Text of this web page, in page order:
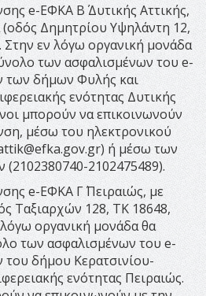
e-ΕΦΚΑ Β΄ Δυτικής Αττικής,
(οδός Δημητρίου Υψηλάντη 12,
Στην εν λόγω οργανική μονάδα
των ασφαλισμένων του e-
των δήμων Φυλής και
ενότητας Δυτικής
μπορούν να επικοινωνούν
μέσω του ηλεκτρονικού
) ή μέσω των
2102475489).
e-ΕΦΚΑ Γ΄ Πειραιώς, με
Ταξιαρχών 128, ΤΚ 18648,
οργανική μονάδα θα
των ασφαλισμένων του e-
δήμου Κερατσινίου-
ενότητας Πειραιώς.